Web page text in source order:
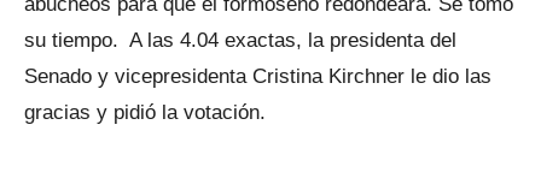
abucheos para que el formoseño redondeara. Se tomó
su tiempo. A las 4.04 exactas, la presidenta del
Senado y vicepresidenta Cristina Kirchner le dio las
gracias y pidió la votación.